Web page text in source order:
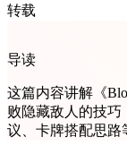
转载
导读
这篇内容讲解《
败隐藏敌人的技巧
议、卡牌搭配思路